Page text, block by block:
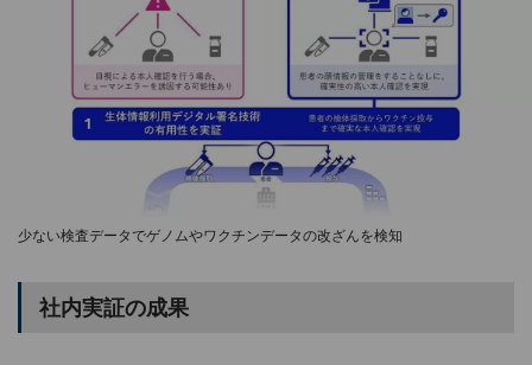
少ない検査データでゲノムやワクチンデータの改ざんを検知
社内実証の成果